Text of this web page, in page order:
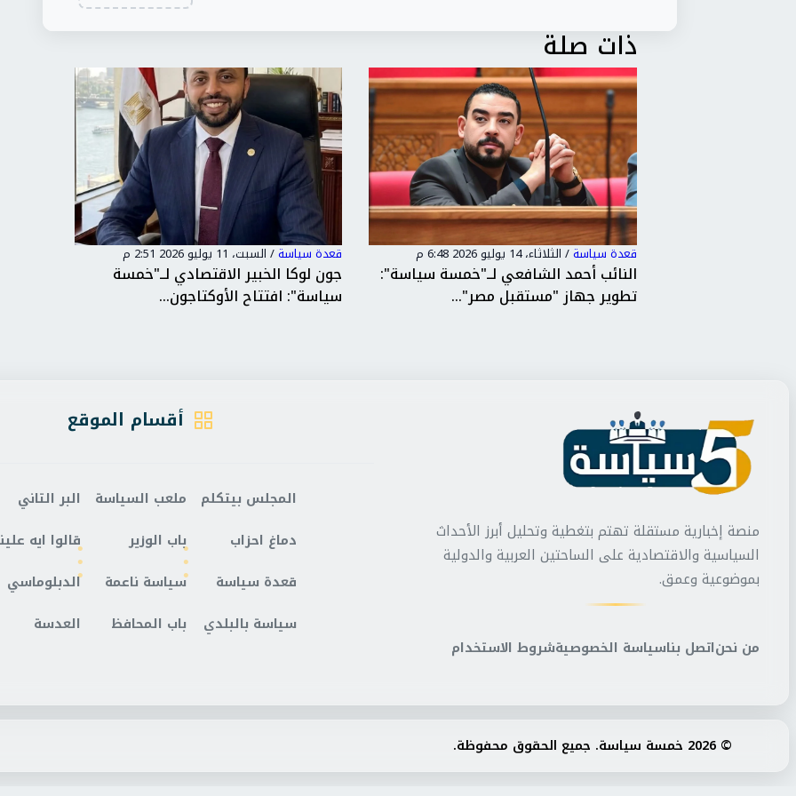
ذات صلة
قعدة سياسة/ الثلاثاء، 14 يوليو 2026 6:48 م
النائب أحمد الشافعي لــ"خمسة سياسة":
تطوير جهاز "مستقبل مصر"...
قعدة سياسة/ السبت، 11 يوليو 2026 2:51 م
جون لوكا الخبير الاقتصادي لــ"خمسة
سياسة": افتتاح الأوكتاجون...
منصة إخبارية مستقلة تهتم بتغطية وتحليل أبرز الأحداث
السياسية والاقتصادية على الساحتين العربية والدولية
بموضوعية وعمق.
من نحناتصل بناسياسة الخصوصيةشروط الاستخدام
أقسام الموقع
المجلس بيتكلم
دماغ احزاب
قعدة سياسة
سياسة بالبلدي
ملعب السياسة
باب الوزير
سياسة ناعمة
باب المحافظ
البر التاني
قالوا ايه
الدبلوماسي
العدسة
© 2026 خمسة سياسة. جميع الحقوق محفوظة.